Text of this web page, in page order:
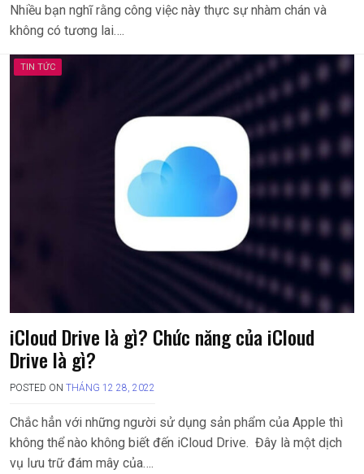
Nhiều bạn nghĩ rằng công việc này thực sự nhàm chán và
không có tương lai….
TIN TỨC
iCloud Drive là gì? Chức năng của iCloud
Drive là gì?
POSTED ON THÁNG 12 28, 2022
Chắc hẳn với những người sử dụng sản phẩm của Apple thì
không thể nào không biết đến iCloud Drive. Đây là một dịch
vụ lưu trữ đám mây của….